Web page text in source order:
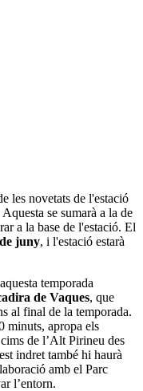
les novetats de l'estació
se sumarà a la de
a la base de l'estació. El
juny, i l'estació estarà
temporada
de Vaques, que
al final de la temporada.
minuts, apropa els
de l’Alt Pirineu des
indret també hi haurà
amb el Parc
l’entorn.